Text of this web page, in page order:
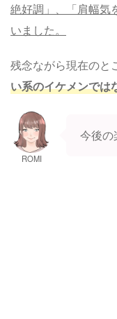
絶好調」、「肩幅気
いました。
残念ながら現在のと
い系のイケメンで
ROMI
今後